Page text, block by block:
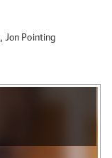
, Jon Pointing